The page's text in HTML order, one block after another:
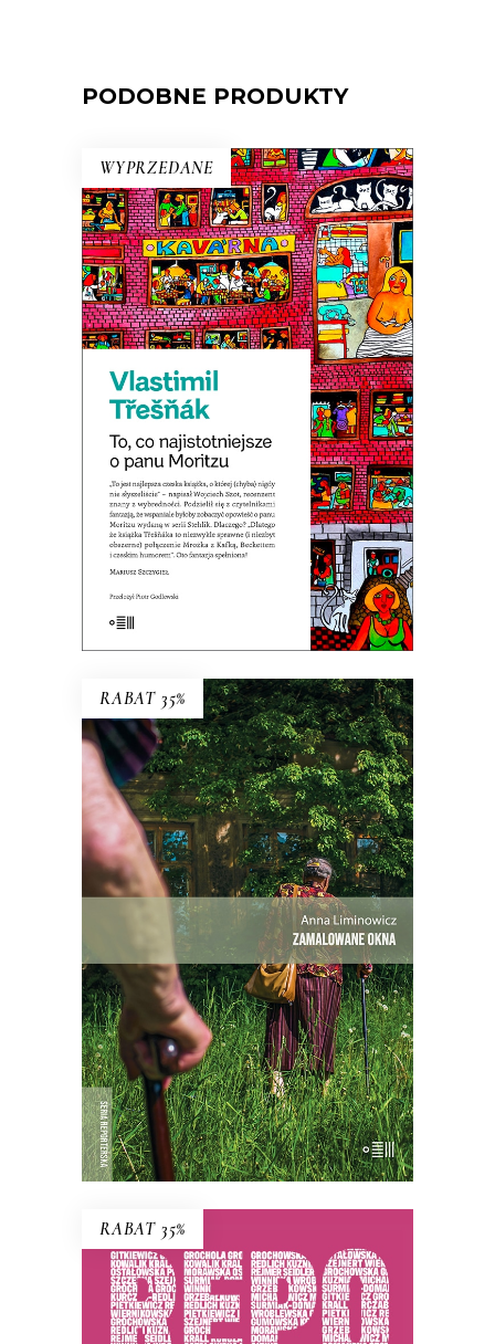
PODOBNE PRODUKTY
WYPRZEDANE
E-BOOK DO KOSZYKA
TO, CO NAJISTOTNIEJSZE O
PANU MORITZU
Premiera 22 marca
39.00zł 19.50 zł
RABAT 35%
ZAMALOWANE OKNA
Mieli tu swoją małą wspólnotę – i dużą
nieufność wobec siebie.Premiera 25
maja
42.00zł 27.30zł
KSIĄŻKA DO KOSZYKA
RABAT 35%